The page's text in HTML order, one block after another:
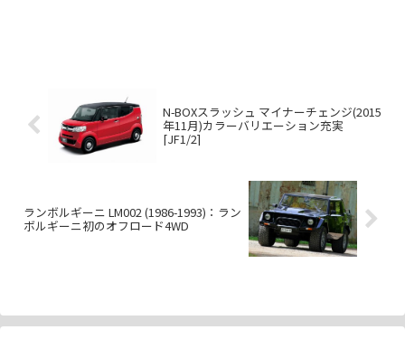
N-BOXスラッシュ マイナーチェンジ(2015
年11月)カラーバリエーション充実
[JF1/2]
ランボルギーニ LM002 (1986-1993)：ラン
ボルギーニ初のオフロード4WD